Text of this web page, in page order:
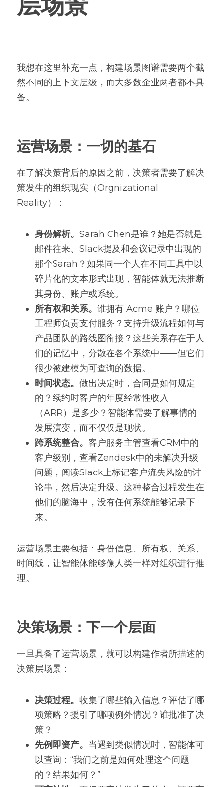
我想在这里补充一点，构建场景图谱需要两个截
然不同的上下文层级，而大多数企业两者都不具
备。
运营场景：一切的基石
在了解决策背后的原因之前，决策者需要了解决
策发生的组织现实（Orgnizational
Reality）：
身份解析。 Sarah Chen是谁？她是否就是
邮件往来、Slack提及和会议记录中出现的
那个Sarah？如果同一个人在不同工具中以
碎片化的文本形式出现，智能体就无法推断
其身份、账户或系统。
所有权和关系。 谁拥有 Acme 账户？哪位
工程师负责支付服务？支持升级流程如何与
产品团队的路线图衔接？这些关系存在于人
们的记忆中，分散在各个系统中——但它们
很少被建模为可查询的数据。
时间状态。 做出决定时，合同是如何规定
的？续约时客户的年度经常性收入
（ARR）是多少？智能体需要了解事情的
发展演变，而不仅仅是现状。
跨系统整合。 客户服务主管查看CRM中的
客户级别，查看Zendesk中的未解决升级
问题，阅读Slack上标记客户流失风险的讨
论串，然后决定升级。这种整合过程发生在
他们的脑海中，没有任何系统能够记录下
来。
运营场景主要包括：身份信息、所有权、关系、
时间线，让智能体能够像人类一样对组织进行推
理。
决策场景：下一个层面
一旦具备了运营场景，就可以构建作者所描述的
决策层场景：
决策过程。 收集了哪些输入信息？评估了哪
项策略？援引了哪项例外情况？谁批准了决
策？
先例即资产。 当遇到类似情况时，智能体可
以查询：“我们之前是如何处理这个问题
的？结果如何？”